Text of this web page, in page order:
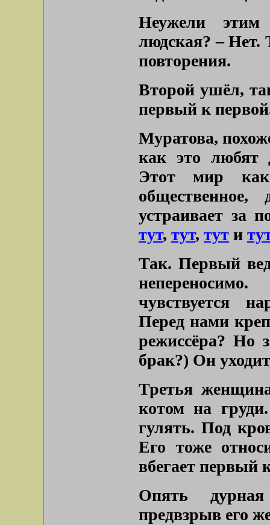
Неужели этим
людская? – Нет.
повторения.
Второй ушёл,
первый к
Муратова,
как это любят
Этот мир как
устраивает за
тут, тут, тут и
Так. Первый
чувствуется
Перед нами
режиссёра? Но
брак?) Он
Третья
котом на
гулять. Под
Его тоже
вбегает первый
Опять
предвзрыв его